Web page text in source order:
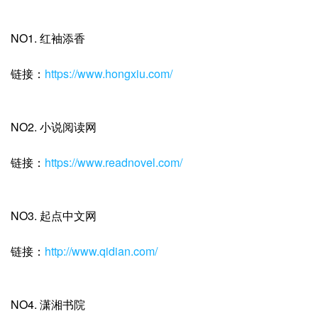
NO1. 红袖添香
链接： https://www.hongxiu.com/
NO2. 小说阅读网
链接： https://www.readnovel.com/
NO3. 起点中文网
链接： http://www.qidian.com/
NO4. 潇湘书院